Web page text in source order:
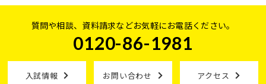
質問や相談、資料請求などお気軽にお電話ください。
0120-86-1981
入試情報 お問い合わせ アクセス